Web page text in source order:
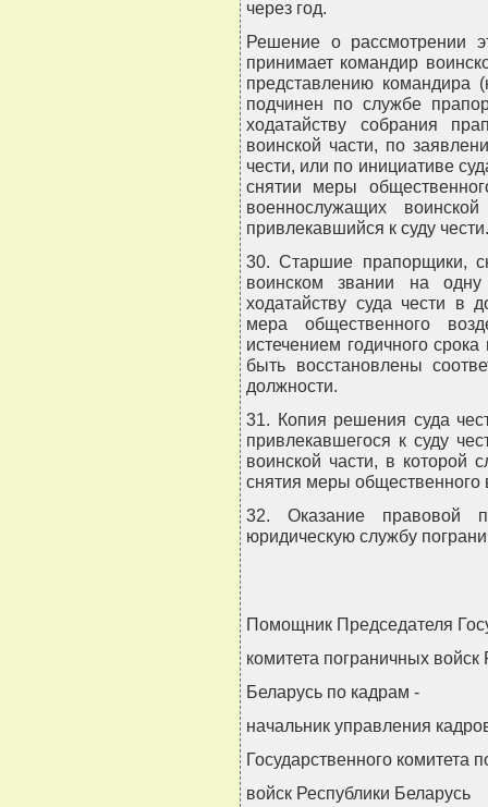
через год.
Решение о рассмотрении
принимает командир
представлению командира
подчинен по службе
ходатайству собрания
воинской части, по
чести, или по инициативе
снятии меры
военнослужащих
привлекавшийся к суду чести.
30. Старшие прапорщики,
воинском звании на
ходатайству суда чести в
мера общественного
истечением годичного
быть восстановлены
должности.
31. Копия решения суда
привлекавшегося к суду
воинской части, в которой
снятия меры общественного
32. Оказание правовой
юридическую службу
Помощник Председателя
комитета пограничных войск
Беларусь по кадрам -
начальник управления
Государственного комитета
войск Республики Беларусь